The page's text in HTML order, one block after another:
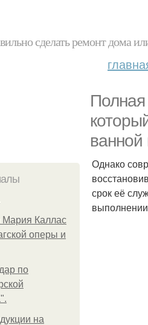
сделать ремонт дома
ванной
Мария Каллас
оперы и
по
на
Однако
срок её